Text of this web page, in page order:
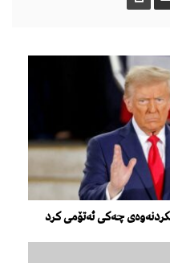
چەکی ئەتۆمی کرد